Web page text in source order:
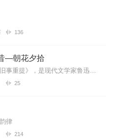
136
—朝花夕拾
《朝花夕拾》原名《旧事重提》，是现代文学家鲁迅的散文集，收录鲁迅于1926年创作的10篇回忆性散文，1928年由北京未名社出版。此文集作为“回忆的记事”，多侧面...
25
律
214